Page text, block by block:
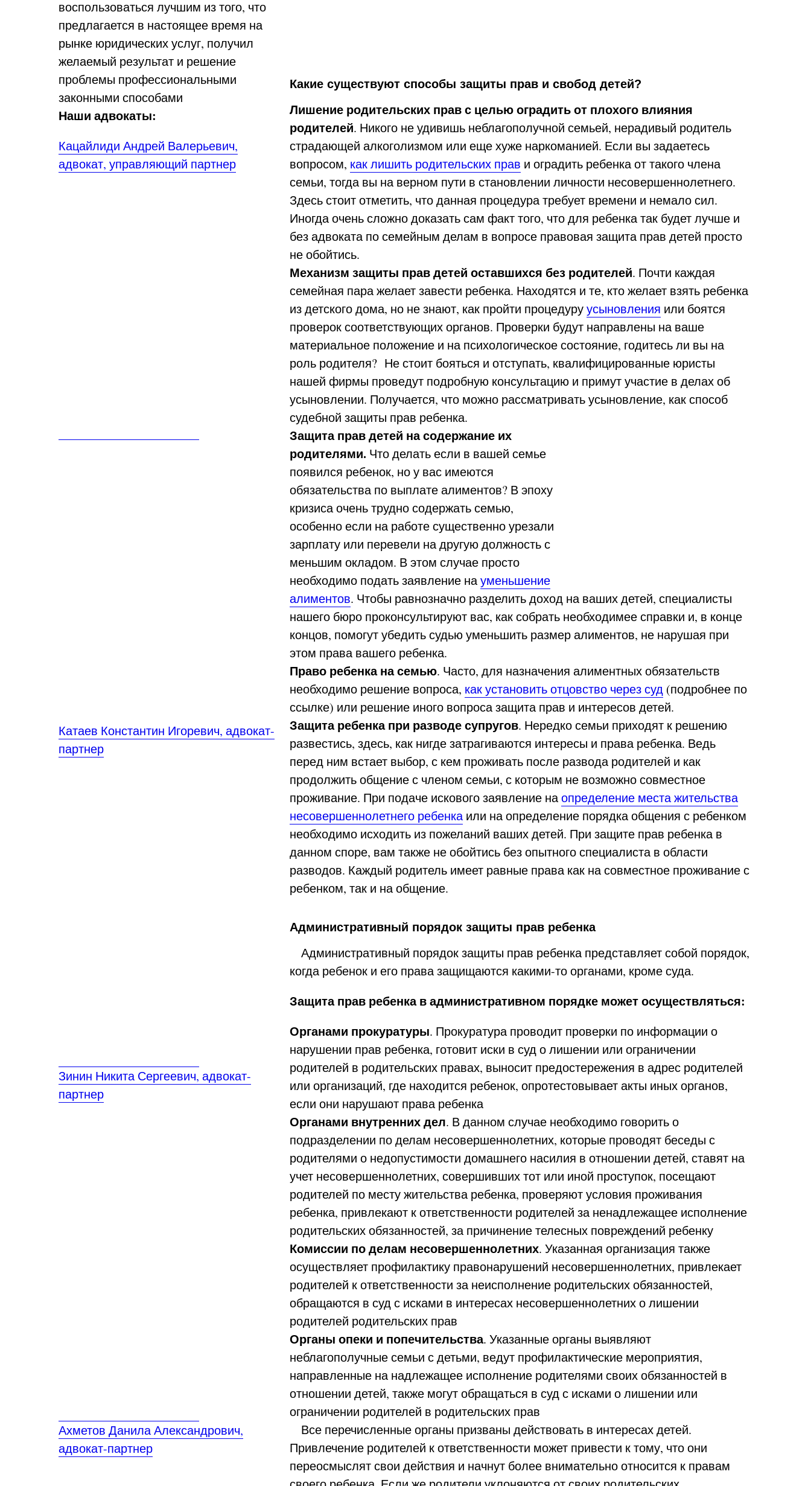
воспользоваться лучшим из того, что
предлагается в настоящее время на
рынке юридических услуг, получил
желаемый результат и решение
проблемы профессиональными
законными способами
Наши адвокаты:
Кацайлиди Андрей Валерьевич,
адвокат, управляющий партнер
Катаев Константин Игоревич, адвокат-
партнер
Зинин Никита Сергеевич, адвокат-
партнер
Ахметов Данила Александрович,
адвокат-партнер
Какие существуют способы защиты прав и свобод детей?
Лишение родительских прав с целью оградить от плохого влияния
родителей. Никого не удивишь неблагополучной семьей, нерадивый родитель
страдающей алкоголизмом или еще хуже наркоманией. Если вы задаетесь
вопросом, как лишить родительских прав и оградить ребенка от такого члена
семьи, тогда вы на верном пути в становлении личности несовершеннолетнего.
Здесь стоит отметить, что данная процедура требует времени и немало сил.
Иногда очень сложно доказать сам факт того, что для ребенка так будет лучше и
без адвоката по семейным делам в вопросе правовая защита прав детей просто
не обойтись.
Механизм защиты прав детей оставшихся без родителей. Почти каждая
семейная пара желает завести ребенка. Находятся и те, кто желает взять ребенка
из детского дома, но не знают, как пройти процедуруусыновления или боятся
проверок соответствующих органов. Проверки будут направлены на ваше
материальное положение и на психологическое состояние, годитесь ли вы на
роль родителя? Не стоит бояться и отступать, квалифицированные юристы
нашей фирмы проведут подробную консультацию и примут участие в делах об
усыновлении. Получается, что можно рассматривать усыновление, как способ
судебной защиты прав ребенка.
Защита прав детей на содержание их
родителями. Что делать если в вашей семье
появился ребенок, но у вас имеются
обязательства по выплате алиментов? В эпоху
кризиса очень трудно содержать семью,
особенно если на работе существенно урезали
зарплату или перевели на другую должность с
меньшим окладом. В этом случае просто
необходимо подать заявление науменьшение
алиментов. Чтобы равнозначно разделить доход на ваших детей, специалисты
нашего бюро проконсультируют вас, как собрать необходимее справки и, в конце
концов, помогут убедить судью уменьшить размер алиментов, не нарушая при
этом права вашего ребенка.
Право ребенка на семью. Часто, для назначения алиментных обязательств
необходимо решение вопроса, как установить отцовство через суд (подробнее по
ссылке) или решение иного вопроса защита прав и интересов детей.
Защита ребенка при разводе супругов. Нередко семьи приходят к решению
развестись, здесь, как нигде затрагиваются интересы и права ребенка. Ведь
перед ним встает выбор, с кем проживать после развода родителей и как
продолжить общение с членом семьи, с которым не возможно совместное
проживание. При подаче искового заявление наопределение места жительства
несовершеннолетнего ребенкаили на определение порядка общения с ребенком
необходимо исходить из пожеланий ваших детей. При защите прав ребенка в
данном споре, вам также не обойтись без опытного специалиста в области
разводов. Каждый родитель имеет равные права как на совместное проживание с
ребенком, так и на общение.
Административный порядок защиты прав ребенка
Административный порядок защиты прав ребенка представляет собой порядок,
когда ребенок и его права защищаются какими-то органами, кроме суда.
Защита прав ребенка в административном порядке может осуществляться:
Органами прокуратуры. Прокуратура проводит проверки по информации о
нарушении прав ребенка, готовит иски в суд о лишении или ограничении
родителей в родительских правах, выносит предостережения в адрес родителей
или организаций, где находится ребенок, опротестовывает акты иных органов,
если они нарушают права ребенка
Органами внутренних дел. В данном случае необходимо говорить о
подразделении по делам несовершеннолетних, которые проводят беседы с
родителями о недопустимости домашнего насилия в отношении детей, ставят на
учет несовершеннолетних, совершивших тот или иной проступок, посещают
родителей по месту жительства ребенка, проверяют условия проживания
ребенка, привлекают к ответственности родителей за ненадлежащее исполнение
родительских обязанностей, за причинение телесных повреждений ребенку
Комиссии по делам несовершеннолетних. Указанная организация также
осуществляет профилактику правонарушений несовершеннолетних, привлекает
родителей к ответственности за неисполнение родительских обязанностей,
обращаются в суд с исками в интересах несовершеннолетних о лишении
родителей родительских прав
Органы опеки и попечительства. Указанные органы выявляют
неблагополучные семьи с детьми, ведут профилактические мероприятия,
направленные на надлежащее исполнение родителями своих обязанностей в
отношении детей, также могут обращаться в суд с исками о лишении или
ограничении родителей в родительских прав
Все перечисленные органы призваны действовать в интересах детей.
Привлечение родителей к ответственности может привести к тому, что они
переосмыслят свои действия и начнут более внимательно относится к правам